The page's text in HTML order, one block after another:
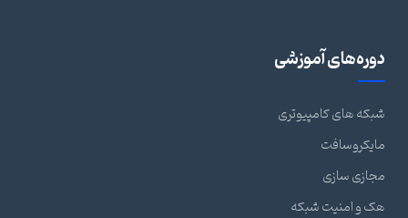
دوره‌های آموزشی
شبکه های کامپیوتری
مایکروسافت
مجازی سازی
هک و امنیت شبکه